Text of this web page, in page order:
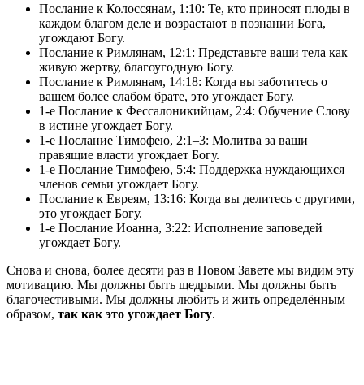
Послание к Колоссянам, 1:10: Те, кто приносят плоды в
каждом благом деле и возрастают в познании Бога,
угождают Богу.
Послание к Римлянам, 12:1: Представьте ваши тела как
живую жертву, благоугодную Богу.
Послание к Римлянам, 14:18: Когда вы заботитесь о
вашем более слабом брате, это угождает Богу.
1-е Послание к Фессалоникийцам, 2:4: Обучение Слову
в истине угождает Богу.
1-е Послание Тимофею, 2:1–3: Молитва за ваши
правящие власти угождает Богу.
1-е Послание Тимофею, 5:4: Поддержка нуждающихся
членов семьи угождает Богу.
Послание к Евреям, 13:16: Когда вы делитесь с другими,
это угождает Богу.
1-е Послание Иоанна, 3:22: Исполнение заповедей
угождает Богу.
Снова и снова, более десяти раз в Новом Завете мы видим эту
мотивацию. Мы должны быть щедрыми. Мы должны быть
благочестивыми. Мы должны любить и жить определённым
образом, так как это угождает Богу.